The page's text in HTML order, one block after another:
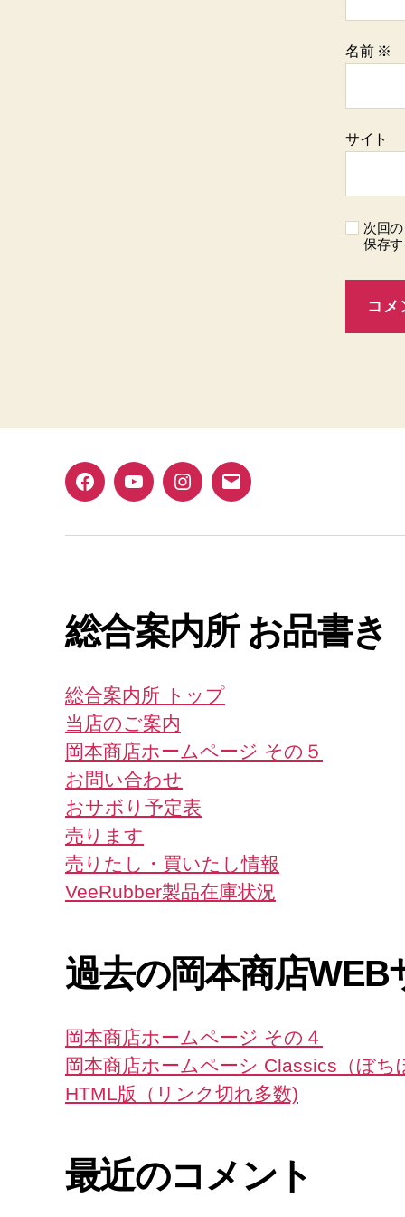
名前 ※
サイト
次回
保存
FacebookYouTubeInstagram
メ
ル
総合案内所 お品書き
総合案内所 トップ
当店のご案内
岡本商店ホームページ その５
お問い合わせ
おサボり予定表
売ります
売りたし・買いたし情報
VeeRubber製品在庫状況
過去の岡本商店WEB
岡本商店ホームページ その４
岡本商店ホームペーシ Classics（ぼち
HTML版（リンク切れ多数)
最近のコメント